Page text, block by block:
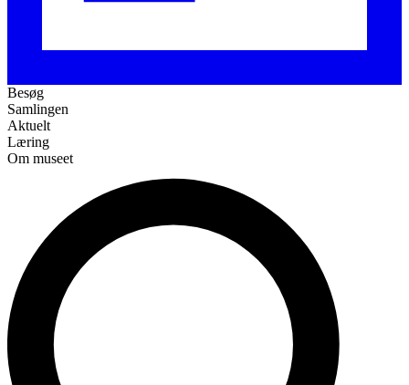
Besøg
Samlingen
Aktuelt
Læring
Om museet